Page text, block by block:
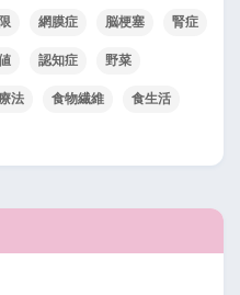
網膜症 脳梗塞 腎症
認知症 野菜
法 食物繊維 食生活